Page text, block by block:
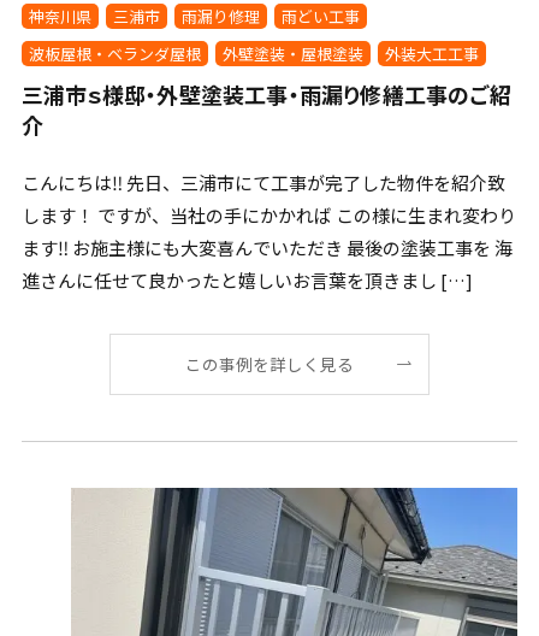
神奈川県 三浦市 雨漏り修理
雨どい工事
波板屋根・ベランダ屋根
外壁塗装・屋根塗装 外装大工工事
三浦市ｓ様邸・外壁塗装工事・雨漏り修繕工事のご紹
介
こんにちは‼ 先日、三浦市にて工事が完了した物件を紹介致
します！ ですが、当社の手にかかれば この様に生まれ変わり
ます‼ お施主様にも大変喜んでいただき 最後の塗装工事を 海
進さんに任せて良かったと嬉しいお言葉を頂きまし […]
この事例を詳しく見る